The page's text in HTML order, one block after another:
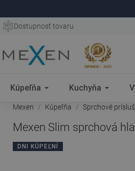
Dostupnosť tovaru
Kúpeľňa Kuchyňa
Mexen Kúpeľňa Sprchové
Mexen Slim sprchová
DNI KÚPEĽNÍ